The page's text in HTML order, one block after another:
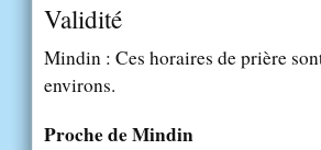
Validité
Mindin : Ces horaires de prière
environs.
Proche de Mindin